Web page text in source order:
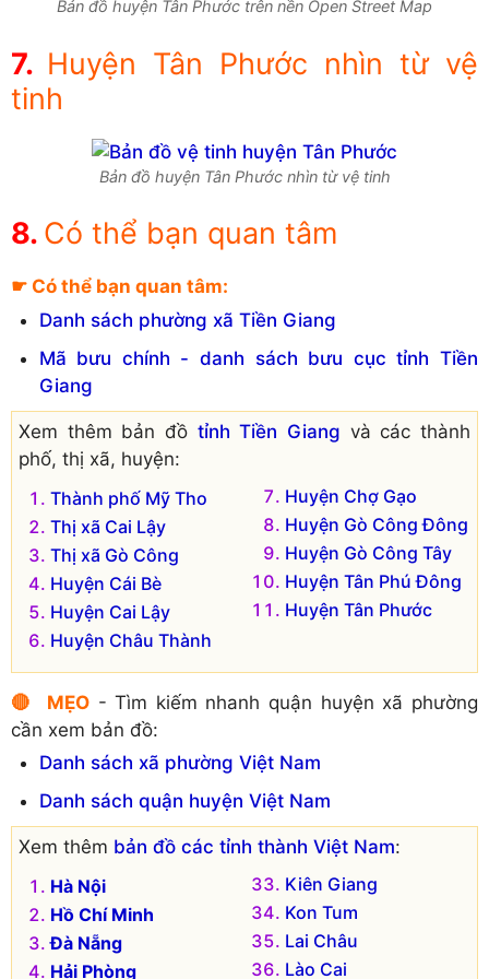
Bản đồ huyện Tân Phước trên nền Open Street Map
Huyện Tân Phước nhìn từ vệ
tinh
Bản đồ huyện Tân Phước nhìn từ vệ tinh
Có thể bạn quan tâm
☛ Có thể bạn quan tâm:
Danh sách phường xã Tiền Giang
Mã bưu chính - danh sách bưu cục tỉnh Tiền
Giang
Xem thêm bản đồ tỉnh Tiền Giang và các thành
phố, thị xã, huyện:
Thành phố Mỹ Tho
Thị xã Cai Lậy
Thị xã Gò Công
Huyện Cái Bè
Huyện Cai Lậy
Huyện Châu Thành
Huyện Chợ Gạo
Huyện Gò Công Đông
Huyện Gò Công Tây
Huyện Tân Phú Đông
Huyện Tân Phước
🔴 MẸO- Tìm kiếm nhanh quận huyện xã phường
cần xem bản đồ:
Danh sách xã phường Việt Nam
Danh sách quận huyện Việt Nam
Xem thêm bản đồ các tỉnh thành Việt Nam:
Hà Nội
Hồ Chí Minh
Đà Nẵng
Hải Phòng
Kiên Giang
Kon Tum
Lai Châu
Lào Cai